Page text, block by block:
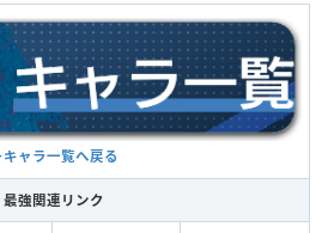
ャラ一覧へ戻る
最強関連リンク